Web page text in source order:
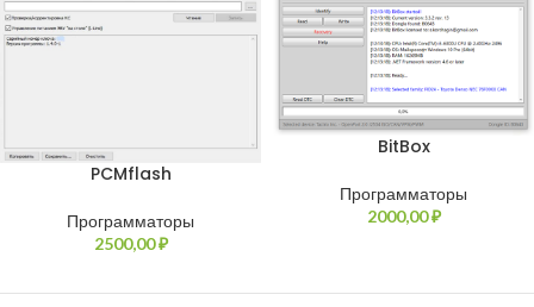
PCMflash
Программаторы
2500,00₽
BitBox
Программаторы
2000,00₽